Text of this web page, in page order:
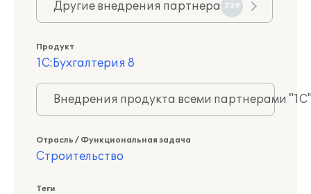
Другие внедрения партнера 739
Продукт
1С:Бухгалтерия 8
Внедрения продукта всеми партнерами
Отрасль / Функциональная задача
Строительство
Теги